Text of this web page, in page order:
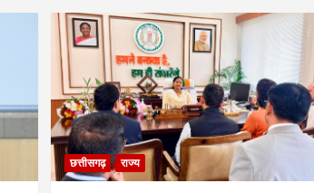
छत्तीसगढ़ राज्य